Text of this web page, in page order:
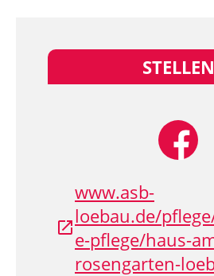
STELLEN
www.asb-
loebau.de/
e-pflege/haus-
rosengarten-